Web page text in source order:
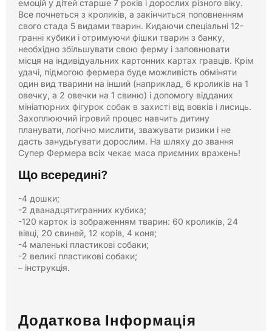
емоцій у дітей старше 7 років і дорослих різного віку.
Все почнеться з кроликів, а закінчиться поповненням
свого стада 5 видами тварин. Кидаючи спеціальні 12-
гранні кубики і отримуючи фішки тварин з банку,
необхідно збільшувати свою ферму і заповнювати
місця на індивідуальних картонних картах гравців. Крім
удачі, підмогою фермера буде можливість обміняти
один вид тварини на інший (наприклад, 6 кроликів на 1
овечку, а 2 овечки на 1 свиню) і допомогу відданих
мініатюрних фігурок собак в захисті від вовків і лисиць.
Захоплюючий ігровий процес навчить дитину
планувати, логічно мислити, зважувати ризики і не
дасть занудьгувати дорослим. На шляху до звання
Супер Фермера всіх чекає маса приємних вражень!
Що всередині?
-4 дошки;
-2 дванадцятигранних кубика;
-120 карток із зображенням тварин: 60 кроликів, 24
вівці, 20 свиней, 12 корів, 4 коня;
-4 маленькі пластикові собаки;
-2 великі пластикові собаки;
– інструкція.
Додаткова Інформація